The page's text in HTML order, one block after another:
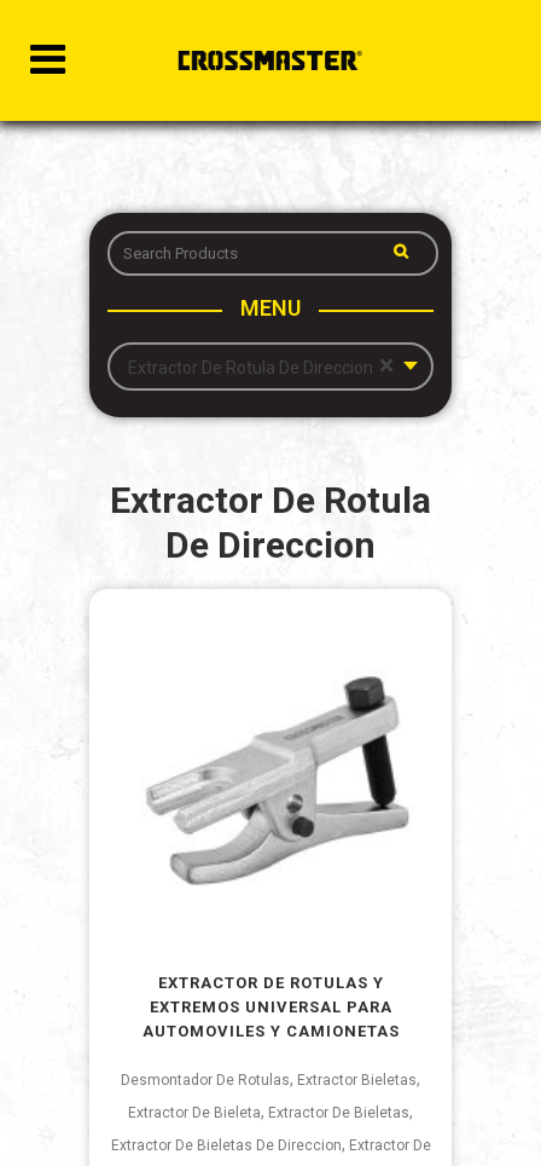
MENU
×
Extractor De Rotula De Direccion
Extractor De Rotula
De Direccion
EXTRACTOR DE ROTULAS Y
EXTREMOS UNIVERSAL PARA
AUTOMOVILES Y CAMIONETAS
Desmontador De Rotulas, Extractor Bieletas,
Extractor De Bieleta, Extractor De Bieletas,
Extractor De Bieletas De Direccion, Extractor De